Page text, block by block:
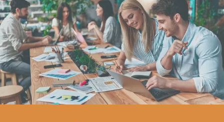
Bermudes Français
Bhutan Inglés
Bolivia Español
Bonaire, Saint-Eustache et Saba Français